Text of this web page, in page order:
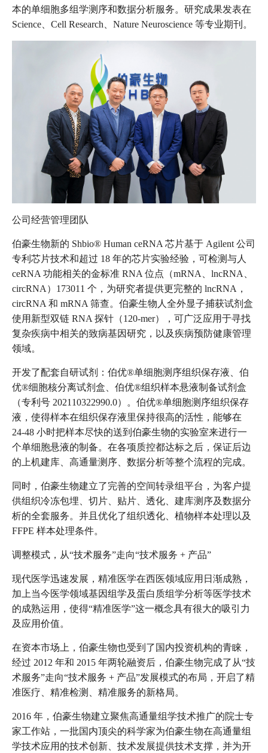
本的单细胞多组学测序和数据分析服务。研究成果发表在
Science、Cell Research、Nature Neuroscience 等专业期刊。
公司经营管理团队
伯豪生物新的 Shbio® Human ceRNA 芯片基于 Agilent 公司
专利芯片技术和超过 18 年的芯片实验经验，可检测与人
ceRNA 功能相关的金标准 RNA 位点（mRNA、lncRNA、
circRNA）173011 个，为研究者提供更完整的 lncRNA，
circRNA 和 mRNA 筛查。伯豪生物人全外显子捕获试剂盒
使用新型双链 RNA 探针（120-mer），可广泛应用于寻找
复杂疾病中相关的致病基因研究，以及疾病预防健康管理
领域。
开发了配套自研试剂：伯优®单细胞测序组织保存液、伯
优®细胞核分离试剂盒、伯优®组织样本悬液制备试剂盒
（专利号 202110322990.0）。伯优®单细胞测序组织保存
液，使得样本在组织保存液里保持很高的活性，能够在
24-48 小时把样本尽快的送到伯豪生物的实验室来进行一
个单细胞悬液的制备。在各项质控都达标之后，保证后边
的上机建库、高通量测序、数据分析等整个流程的完成。
同时，伯豪生物建立了完善的空间转录组平台，为客户提
供组织冷冻包埋、切片、贴片、透化、建库测序及数据分
析的全套服务。并且优化了组织透化、植物样本处理以及
FFPE 样本处理条件。
调整模式，从“技术服务”走向“技术服务 + 产品”
现代医学迅速发展，精准医学在西医领域应用日渐成熟，
加上当今医学领域基因组学及蛋白质组学分析等医学技术
的成熟运用，使得“精准医学”这一概念具有很大的吸引力
及应用价值。
在资本市场上，伯豪生物也受到了国内投资机构的青睐，
经过 2012 年和 2015 年两轮融资后，伯豪生物完成了从“技
术服务”走向“技术服务 + 产品”发展模式的布局，开启了精
准医疗、精准检测、精准服务的新格局。
2016 年，伯豪生物建立聚焦高通量组学技术推广的院士专
家工作站，一批国内顶尖的科学家为伯豪生物在高通量组
学技术应用的技术创新、技术发展提供技术支撑，并为开